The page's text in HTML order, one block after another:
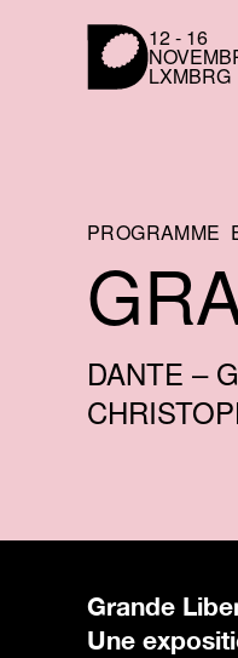
12 - 16
LXMBRG
PROGRAMME
DANTE –
Grande
Une